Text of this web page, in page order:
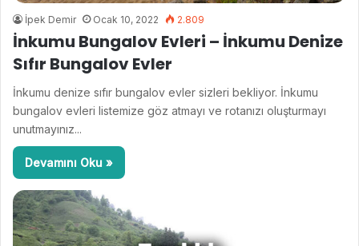
İpek Demir Ocak 10, 2022 2.809
İnkumu Bungalov Evleri – İnkumu Denize
Sıfır Bungalov Evler
İnkumu denize sıfır bungalov evler sizleri bekliyor. İnkumu
bungalov evleri listemize göz atmayı ve rotanızı oluşturmayı
unutmayınız...
Devamını Oku »